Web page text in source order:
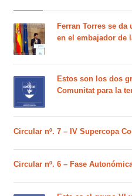
Ferran Torres se da
en el embajador de
Estos son los dos
Comunitat para la
Circular nº. 7 – IV Supercopa
Circular nº. 6 – Fase